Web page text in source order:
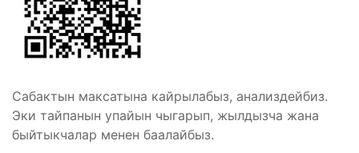
Сабактын максатына кайрылабыз, анализдейбиз.
Эки тайпанын упайын чыгарып, жылдызча жана
быйтыкчалар менен баалайбыз.